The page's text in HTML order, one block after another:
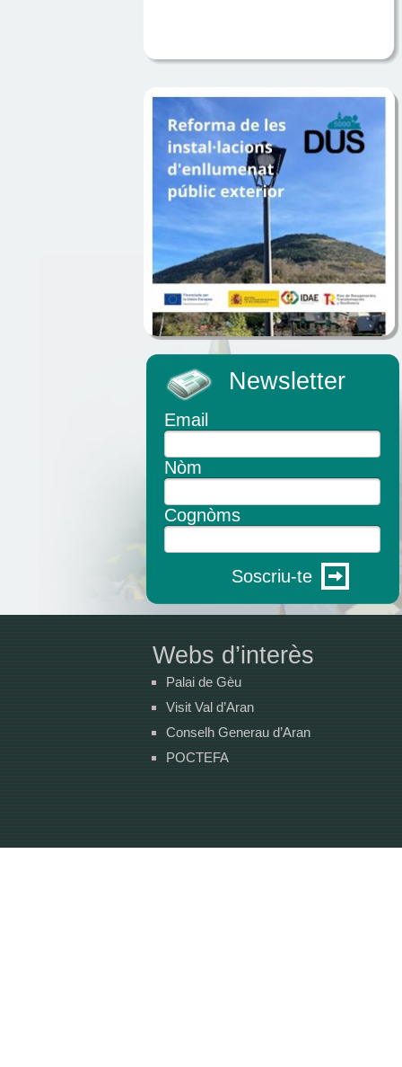
Newsletter
Email
Nòm
Cognòms
Soscriu-te
Webs d’interès
Palai de Gèu
Visit Val d’Aran
Conselh Generau d’Aran
POCTEFA